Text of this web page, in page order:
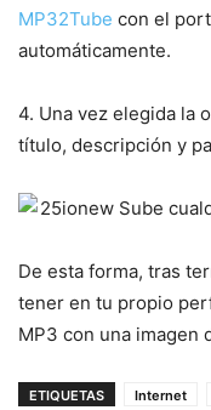
MP32Tube con el
automáticamente.
4. Una vez elegida la
título, descripción y
De esta forma, tras
tener en tu propio
MP3 con una imagen
ETIQUETAS Internet